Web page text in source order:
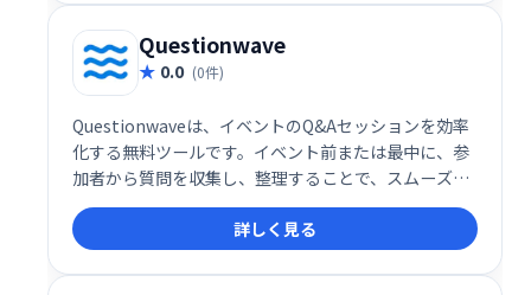
Questionwave
0.0 (0件)
Questionwaveは、イベントのQ&Aセッションを効率
化する無料ツールです。イベント前または最中に、参
加者から質問を収集し、整理することで、スムーズな
質疑応答を実現します。登録不要ですぐに利用でき、
迅速かつ組織的なQ&Aセッションをサポートします。
イベント主催者の時間と労力を大幅に削減し、より充
実した質疑応答の機会を提供します。
詳しく見る